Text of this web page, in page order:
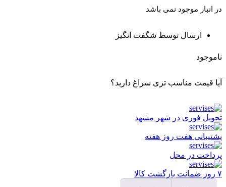
در انبار موجود نمی باشد
ارسال توسط شگفت انگیز
ناموجود
آیا قیمت مناسب تری سراغ دارید؟
تحویل فوری در شهر مشهد
پشتیبانی هفت روز هفته
پرداخت در محل
۷ روز ضمانت بازگشت کالا